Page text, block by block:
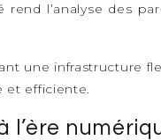
l’analyse des
une
et efficiente.
l’ère